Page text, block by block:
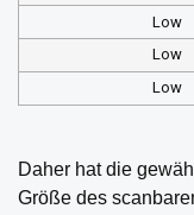
Low
Low
Low
Daher hat die
Größe des